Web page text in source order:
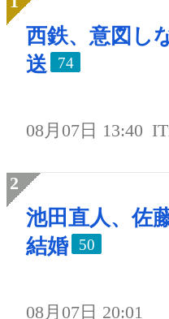
西鉄、意図し
送
74
08月07日 13:40
池田直人、佐
結婚
50
08月07日 20:01